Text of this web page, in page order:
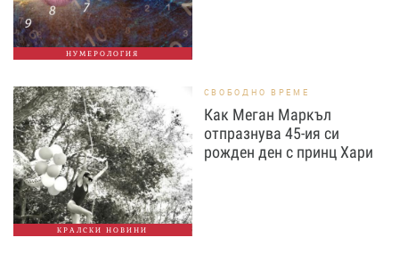
НУМЕРОЛОГИЯ
КРАЛСКИ НОВИНИ
СВОБОДНО ВРЕМЕ
Как Меган Маркъл
отпразнува 45-ия си
рожден ден с принц Хари